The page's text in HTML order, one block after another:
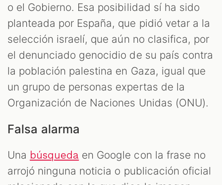
o el Gobierno. Esa posibilidad sí ha sido
planteada por España, que pidió vetar a la
selección israelí, que aún no clasifica, por
el denunciado genocidio de su país contra
la población palestina en Gaza, igual que
un grupo de personas expertas de la
Organización de Naciones Unidas (ONU).
Falsa alarma
Una búsqueda en Google con la frase no
arrojó ninguna noticia o publicación oficial